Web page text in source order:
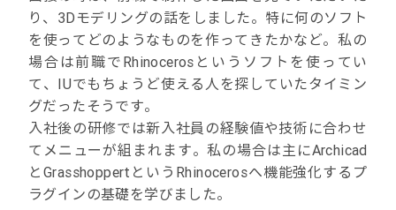
り、3Dモデリングの話をしました。特に何のソフト
を使ってどのようなものを作ってきたかなど。私の
場合は前職でRhinocerosというソフトを使ってい
て、IUでもちょうど使える人を探していたタイミン
グだったそうです。
入社後の研修では新入社員の経験値や技術に合わせ
てメニューが組まれます。私の場合は主にArchicad
とGrasshoppertというRhinocerosへ機能強化するプ
ラグインの基礎を学びました。